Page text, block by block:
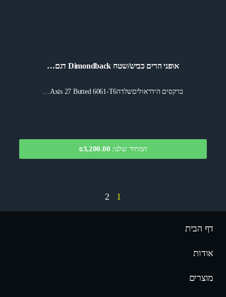
אופני הרים כביש/שטח Dimondback דגם…
ברקסים הידראוליםשלדהAxis 27 Butted 6061-T6…
המחיר שלנו: ₪3,200.00
1
2
דף הבית
אודות
מוצרים